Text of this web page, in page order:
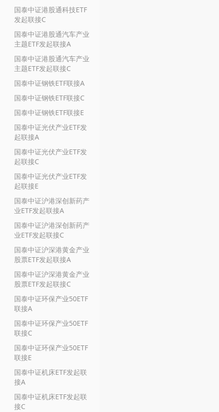
国泰中证港股通科技ETF
发起联接C
国泰中证港股通汽车产业
主题ETF发起联接A
国泰中证港股通汽车产业
主题ETF发起联接C
国泰中证钢铁ETF联接A
国泰中证钢铁ETF联接C
国泰中证钢铁ETF联接E
国泰中证光伏产业ETF发
起联接A
国泰中证光伏产业ETF发
起联接C
国泰中证光伏产业ETF发
起联接E
国泰中证沪港深创新药产
业ETF发起联接A
国泰中证沪港深创新药产
业ETF发起联接C
国泰中证沪深港黄金产业
股票ETF发起联接A
国泰中证沪深港黄金产业
股票ETF发起联接C
国泰中证环保产业50ETF
联接A
国泰中证环保产业50ETF
联接C
国泰中证环保产业50ETF
联接E
国泰中证机床ETF发起联
接A
国泰中证机床ETF发起联
接C